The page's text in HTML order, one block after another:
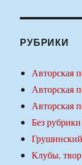
РУБРИКИ
Авторская
Авторская
Авторская
Без рубрики
Клубы,